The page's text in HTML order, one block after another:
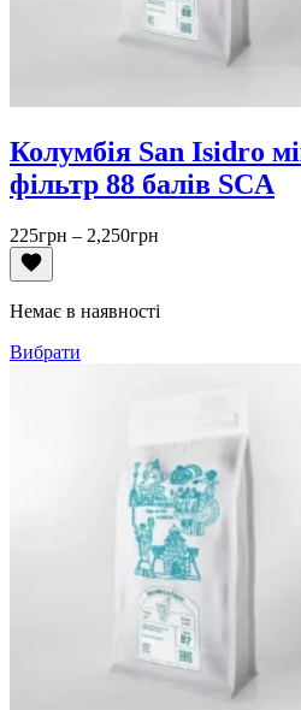
Колумбія San Isidro
фільтр 88 балів SCA
225грн – 2,250грн
до
Немає в наявності
Вибрати